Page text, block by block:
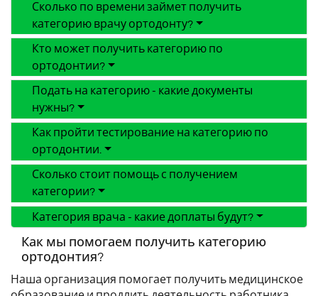
Сколько по времени займет получить
категорию врачу ортодонту?
Кто может получить категорию по
ортодонтии?
Подать на категорию - какие документы
нужны?
Как пройти тестирование на категорию по
ортодонтии.
Сколько стоит помощь с получением
категории?
Категория врача - какие доплаты будут?
Как мы помогаем получить категорию
ортодонтия?
Наша организация помогает получить медицинское